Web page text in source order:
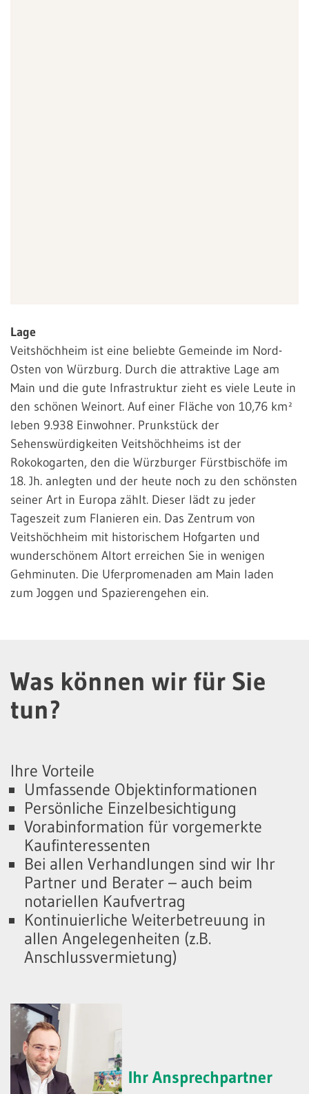
Lage
Veitshöchheim ist eine beliebte Gemeinde im Nord-
Osten von Würzburg. Durch die attraktive Lage am
Main und die gute Infrastruktur zieht es viele Leute in
den schönen Weinort. Auf einer Fläche von 10,76 km²
leben 9.938 Einwohner. Prunkstück der
Sehenswürdigkeiten Veitshöchheims ist der
Rokokogarten, den die Würzburger Fürstbischöfe im
18. Jh. anlegten und der heute noch zu den schönsten
seiner Art in Europa zählt. Dieser lädt zu jeder
Tageszeit zum Flanieren ein. Das Zentrum von
Veitshöchheim mit historischem Hofgarten und
wunderschönem Altort erreichen Sie in wenigen
Gehminuten. Die Uferpromenaden am Main laden
zum Joggen und Spazierengehen ein.
Was können wir für Sie
tun?
Ihre Vorteile
Umfassende Objektinformationen
Persönliche Einzelbesichtigung
Vorabinformation für vorgemerkte
Kaufinteressenten
Bei allen Verhandlungen sind wir Ihr
Partner und Berater – auch beim
notariellen Kaufvertrag
Kontinuierliche Weiterbetreuung in
allen Angelegenheiten (z.B.
Anschlussvermietung)
Ihr Ansprechpartner